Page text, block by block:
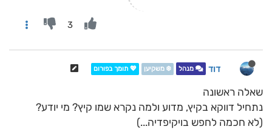
3
דוד מנהל ❄️ משקיען 💖 תומך בפורום
שאלה ראשונה
נתחיל דווקא בקיץ, מדוע ולמה נקרא שמו קיץ? מי יודע?
(לא חכמה לחפש בויקיפדיה...)